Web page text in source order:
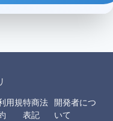
用規特商法
表記
開発者につ
いて